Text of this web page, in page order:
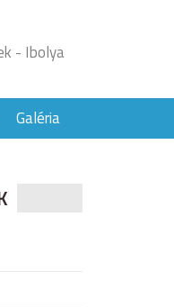
- Ibolya
Galéria